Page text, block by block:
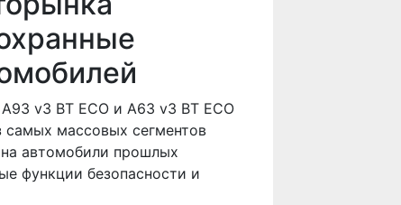
v3 BT ECO и A63 v3 BT ECO
массовых сегментов
автомобили прошлых
функции безопасности и